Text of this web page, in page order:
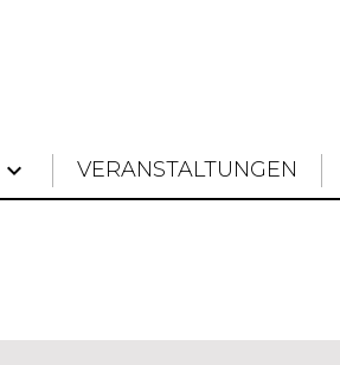
keyboard_arrow_down VERANSTALTUNGEN